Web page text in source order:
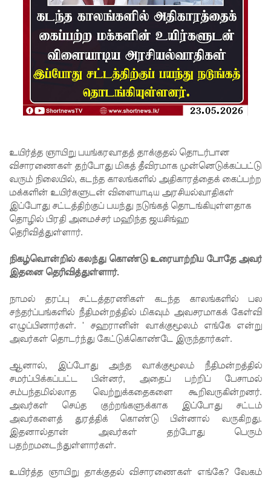
அல்லது
னை
படுவதற்
வாய்ப்பு
குறைவு -
த்
தூதரகம்!
இந்திய
வுச்
செயலாள
ருக்கும்,
ஜனாதிபதி
க்கும்
இடையில்
சந்திப்பு!
தமிழ்
பேசும்
உயிர்த்த ஞாயிறு பயங்கரவாதத் தாக்குதல் தொடர்பான
விசாரணைகள் தற்போது மிகத் தீவிரமாக முன்னெடுக்கப்பட்டு
வரும் நிலையில், கடந்த காலங்களில் அதிகாரத்தைக் கைப்பற்ற
மக்களின் உயிர்களுடன் விளையாடிய அரசியல்வாதிகள்
இப்போது சட்டத்திற்குப் பயந்து நடுங்கத் தொடங்கியுள்ளதாக
தொழில் பிரதி அமைச்சர் மஹிந்த ஜயசிங்ஹ
தெரிவித்துள்ளார்.
நிகழ்வொன்றில் கலந்து கொண்டு உரையாற்றிய போதே அவர்
இதனை தெரிவித்துள்ளார்.
நாமல் தரப்பு சட்டத்தரணிகள் கடந்த காலங்களில் பல
சந்தர்ப்பங்களில் நீதிமன்றத்தில் மிகவும் அவசரமாகக் கேள்வி
எழுப்பினார்கள். ' சஹரானின் வாக்குமூலம் எங்கே என்று
அவர்கள் தொடர்ந்து கேட்டுக்கொண்டே இருந்தார்கள்.
ஆனால், இப்போது அந்த வாக்குமூலம் நீதிமன்றத்தில்
சமர்ப்பிக்கப்பட்ட பின்னர், அதைப் பற்றிப் பேசாமல்
சம்பந்தமில்லாத வெற்றுக்கதைகளை கூறிவருகின்றனர்.
அவர்கள் செய்த குற்றங்களுக்காக இப்போது சட்டம்
அவர்களைத் துரத்திக் கொண்டு பின்னால் வருகிறது.
இதனால்தான் அவர்கள் தற்போது பெரும்
பதற்றமடைந்துள்ளார்கள்.
உயிர்த்த ஞாயிறு தாக்குதல் விசாரணைகள் எங்கே? வேகம்